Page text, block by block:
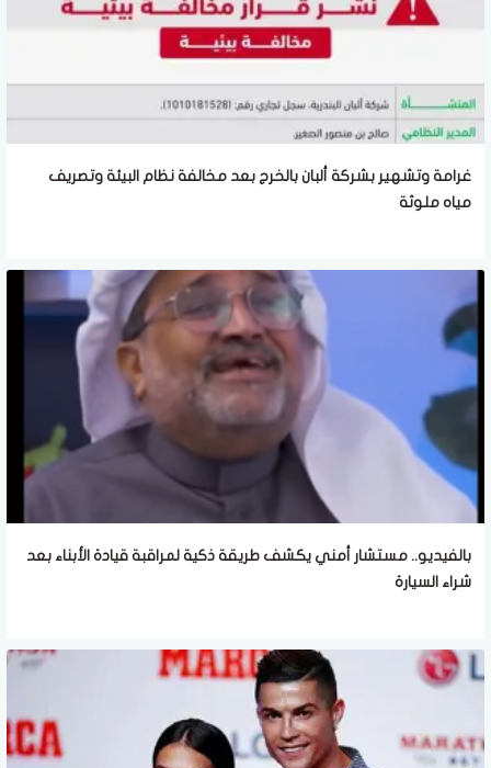
غرامة وتشهير بشركة ألبان بالخرج بعد مخالفة نظام البيئة وتصريف
مياه ملوثة
بالفيديو.. مستشار أمني يكشف طريقة ذكية لمراقبة قيادة الأبناء بعد
شراء السيارة